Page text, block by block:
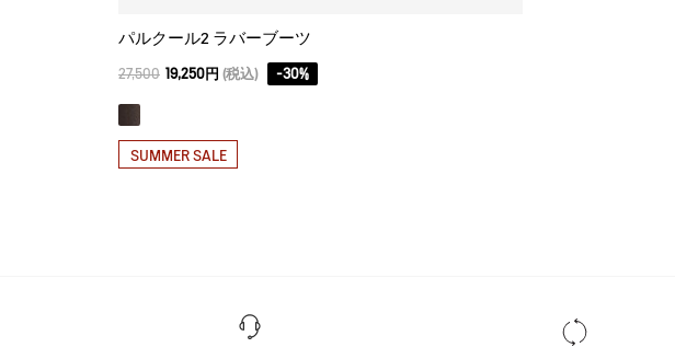
パルクール2 ラバーブーツ
27,500 19,250円 (税込) -30%
SUMMER SALE